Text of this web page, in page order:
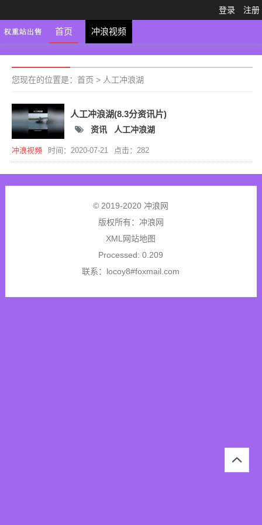
登录 注册
首页 冲浪视频
您现在的位置是： 首页 > 人工冲浪湖
人工冲浪湖(8.3分资讯片)
资讯 人工冲浪湖
冲浪视频 时间：2020-07-21 点击：282
© 2019-2020 冲浪网
版权所有： 冲浪网
XML网站地图
Processed: 0.209
联系：locoy8#foxmail.com